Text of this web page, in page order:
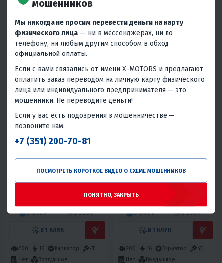
119 000 ₽
5 360 ₽ 5 120 ₽
В 1 КЛИК
Нет
Воздушное
6 710 ₽ 6 420 ₽
В 1 КЛИК
Нет
Воздушное
(49)
5 810 ₽ 5 550 ₽
В 1 КЛИК
200 16 Вариатор
4T
Нет
Воздушное
98 000 ₽
5 840 ₽ 5 590 ₽
В 1 КЛИК
200 16 Вариатор
4T
Нет
Воздушное
мошенников
Мы никогда не просим перевести деньги на карту
физического лица — ни в мессенджерах, ни по
телефону, ни любым другим способом в обход
официальной оплаты.
Если с вами связались от имени X-MOTORS и предлагают
оплатить заказ переводом на личную карту физического
лица или индивидуального предпринимателя — это
мошенники. Не переводите деньги!
Если у вас есть подозрения в мошенничестве —
позвоните нам:
+7 (351) 200-70-81
ПОСМОТРЕТЬ КОРОТКОЕ ВИДЕО О СХЕМЕ МОШЕННИКОВ
ПОНЯТНО, ЗАКРЫТЬ